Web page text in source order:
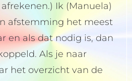
Ik (Manuela)
afstemming het meest
en als dat nodig is, dan
Als je naar
het overzicht van de